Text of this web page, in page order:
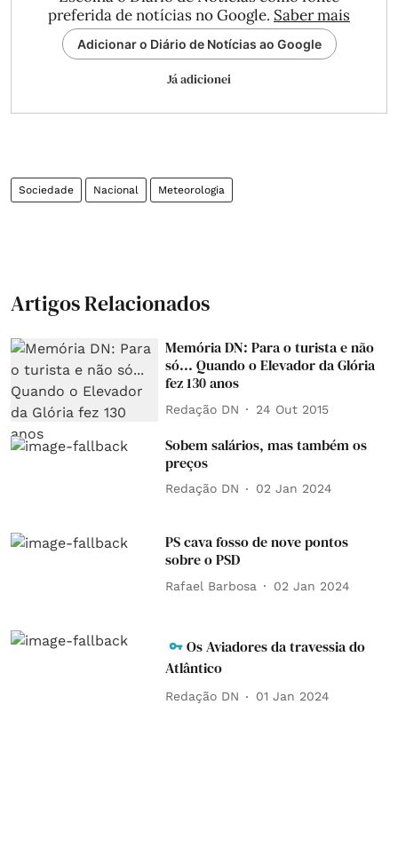
preferida de notícias no Google. Saber mais
Adicionar o Diário de Notícias ao Google
Já adicionei
Sociedade Nacional Meteorologia
Artigos Relacionados
Memória DN: Para o turista e não
só... Quando o Elevador da Glória
fez 130 anos
Redação DN 24 Out 2015
Sobem salários, mas também os
preços
Redação DN 02 Jan 2024
PS cava fosso de nove pontos
sobre o PSD
Rafael Barbosa 02 Jan 2024
Os Aviadores da travessia do
Atlântico
Redação DN 01 Jan 2024